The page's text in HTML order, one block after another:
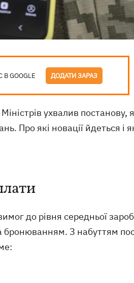
GOOGLE ДОДАТИ ЗАРАЗ
ухвалив постанову,
Про які новації йдеться і
до рівня середньої
бронюванням. З набуттям